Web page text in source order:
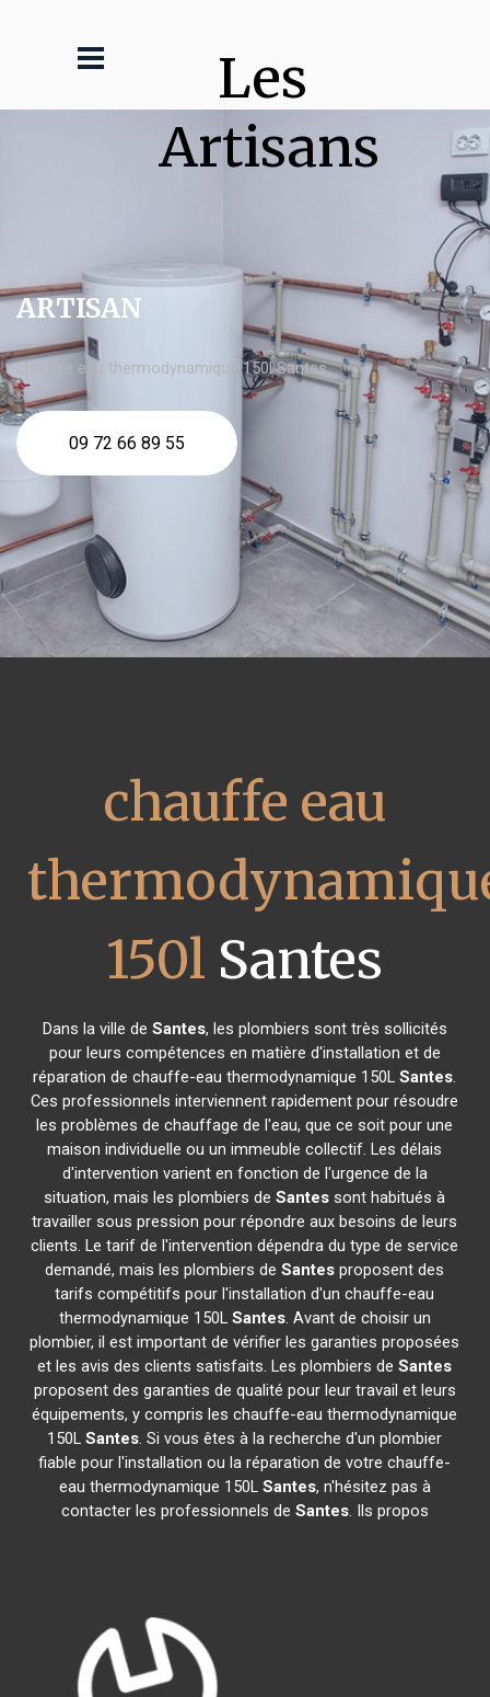
Les
Artisans
ARTISAN
chauffe eau thermodynamique 150l Santes
09 72 66 89 55
chauffe eau
150l Santes
Dans la ville de Santes, les plombiers sont très sollicités
pour leurs compétences en matière d'installation et de
réparation de chauffe-eau thermodynamique 150LSantes.
Ces professionnels interviennent rapidement pour résoudre
les problèmes de chauffage de l'eau, que ce soit pour une
maison individuelle ou un immeuble collectif. Les délais
d'intervention varient en fonction de l'urgence de la
situation, mais les plombiers deSantes sont habitués à
travailler sous pression pour répondre aux besoins de leurs
clients. Le tarif de l'intervention dépendra du type de service
demandé, mais les plombiers deSantes proposent des
tarifs compétitifs pour l'installation d'un chauffe-eau
thermodynamique 150L Santes. Avant de choisir un
plombier, il est important de vérifier les garanties proposées
et les avis des clients satisfaits. Les plombiers deSantes
proposent des garanties de qualité pour leur travail et leurs
équipements, y compris les chauffe-eau thermodynamique
150LSantes. Si vous êtes à la recherche d'un plombier
fiable pour l'installation ou la réparation de votre chauffe-
eau thermodynamique 150L Santes, n'hésitez pas à
contacter les professionnels de Santes. Ils propos